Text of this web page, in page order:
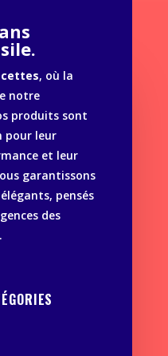
, où la
notre
produits sont
pour leur
et leur
garantissons
pensés
des